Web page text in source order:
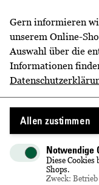
Gern informieren
unserem Online-
Auswahl über die
Informationen
Allen zustimmen
Notwendige
Diese Cookies
Shops.
Zweck:
Anreiseempfehlung
Wir empfehlen
Verkehrsmitteln:
Richtung Meißen
Linie 4 (Richtung
Radebeul West
Meißen weiter ca.